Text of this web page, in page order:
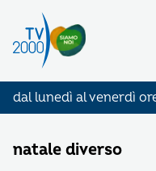
dal lunedì al venerdì
natale diverso